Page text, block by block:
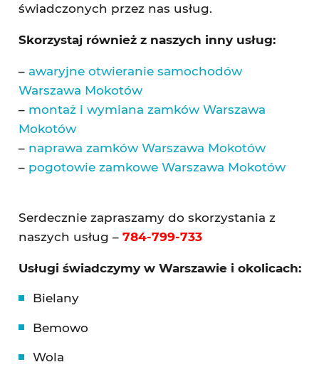
świadczonych przez nas usług.
Skorzystaj również z naszych inny usług:
– awaryjne otwieranie samochodów
Warszawa Mokotów
– montaż i wymiana zamków Warszawa
Mokotów
– naprawa zamków Warszawa Mokotów
– pogotowie zamkowe Warszawa Mokotów
Serdecznie zapraszamy do skorzystania z
naszych usług – 784-799-733
Usługi świadczymy w Warszawie i okolicach:
Bielany
Bemowo
Wola